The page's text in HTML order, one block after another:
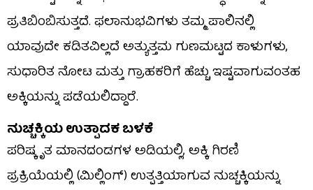
ಪ್ರತಿಬಿಂಬಿಸುತ್ತದೆ. ಫಲಾನುಭವಿಗಳು ತಮ್ಮ ಪಾಲಿನಲ್ಲಿ
ಯಾವುದೇ ಕಡಿತವಿಲ್ಲದೆ ಅತ್ಯುತ್ತಮ ಗುಣಮಟ್ಟದ ಕಾಳುಗಳು,
ಸುಧಾರಿತ ನೋಟ ಮತ್ತು ಗ್ರಾಹಕರಿಗೆ ಹೆಚ್ಚು ಇಷ್ಟವಾಗುವಂತಹ
ಅಕ್ಕಿಯನ್ನು ಪಡೆಯಲಿದ್ದಾರೆ.
ನುಚ್ಚಕ್ಕಿಯ ಉತ್ಪಾದಕ ಬಳಕೆ
ಪರಿಷ್ಕೃತ ಮಾನದಂಡಗಳ ಅಡಿಯಲ್ಲಿ, ಅಕ್ಕಿ ಗಿರಣಿ
ಪ್ರಕ್ರಿಯೆಯಲ್ಲಿ (ಮಿಲ್ಲಿಂಗ್) ಉತ್ಪತ್ತಿಯಾಗುವ ನುಚ್ಚಕ್ಕಿಯನ್ನು